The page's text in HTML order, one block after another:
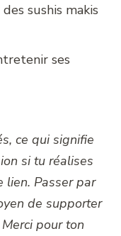
sushis makis
ses
ce qui signifie
si tu réalises
lien. Passer par
de supporter
pour ton